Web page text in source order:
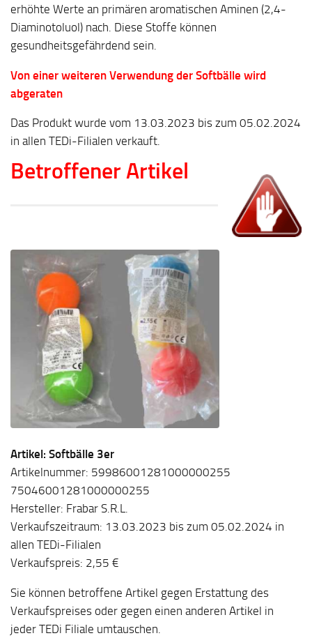
erhöhte Werte an primären aromatischen Aminen (2,4-
Diaminotoluol) nach. Diese Stoffe können
gesundheitsgefährdend sein.
Von einer weiteren Verwendung der Softbälle wird
abgeraten
Das Produkt wurde vom 13.03.2023 bis zum 05.02.2024
in allen TEDi-Filialen verkauft.
Betroffener Artikel
Artikel: Softbälle 3er
Artikelnummer: 59986001281000000255
75046001281000000255
Hersteller: Frabar S.R.L.
Verkaufszeitraum: 13.03.2023 bis zum 05.02.2024 in
allen TEDi-Filialen
Verkaufspreis: 2,55 €
Sie können betroffene Artikel gegen Erstattung des
Verkaufspreises oder gegen einen anderen Artikel in
jeder TEDi Filiale umtauschen.